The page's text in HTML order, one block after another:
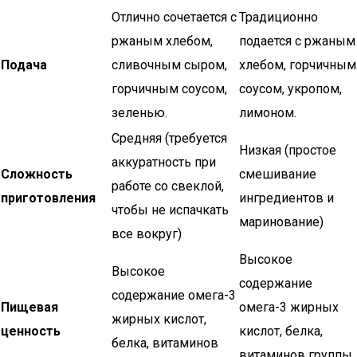
Подача
Отлично сочетается с
ржаным хлебом,
сливочным сыром,
горчичным соусом,
зеленью.
Традиционно
подается с ржаным
хлебом, горчичным
соусом, укропом,
лимоном.
Сложность
приготовления
Средняя (требуется
аккуратность при
работе со свеклой,
чтобы не испачкать
все вокруг)
Низкая (простое
смешивание
ингредиентов и
маринование)
Пищевая
ценность
Высокое
содержание омега-3
жирных кислот,
белка, витаминов
Высокое
содержание
омега-3 жирных
кислот, белка,